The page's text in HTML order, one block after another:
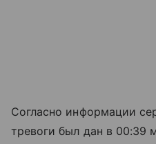
Согласно информации
тревоги был дан в 00:39